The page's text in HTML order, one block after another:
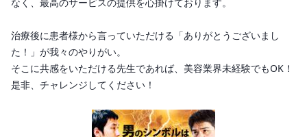
治療後に患者様から言っていただける「ありがとうございまし
た！」が我々のやりがい。
そこに共感をいただける先生であれば、美容業界未経験でもOK！
是非、チャレンジしてください！